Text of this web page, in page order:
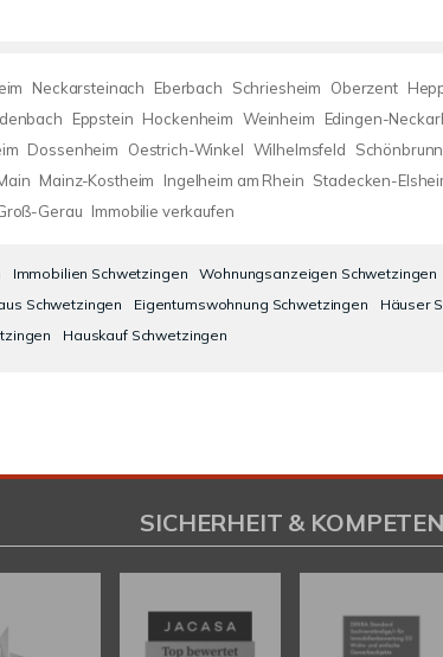
Neckarsteinach Eberbach Schriesheim Oberzent
Eppstein Hockenheim Weinheim Edingen-
Dossenheim Oestrich-Winkel Wilhelmsfeld Schönbrunn
Mainz-Kostheim Ingelheim am Rhein Stadecken-
Gerau Immobilie verkaufen
Immobilien Schwetzingen Wohnungsanzeigen Schwetzingen
Schwetzingen Eigentumswohnung Schwetzingen Häuser
Hauskauf Schwetzingen
SICHERHEIT &